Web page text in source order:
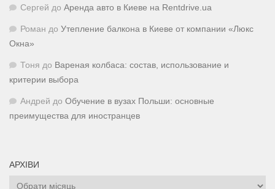
Сергей до Аренда авто в Киеве на Rentdrive.ua
Роман до Утепление балкона в Киеве от компании «Люкс
Окна»
Тоня до Вареная колбаса: состав, использование и
критерии выбора
Андрей до Обучение в вузах Польши: основные
преимущества для иностранцев
АРХІВИ
Архіви